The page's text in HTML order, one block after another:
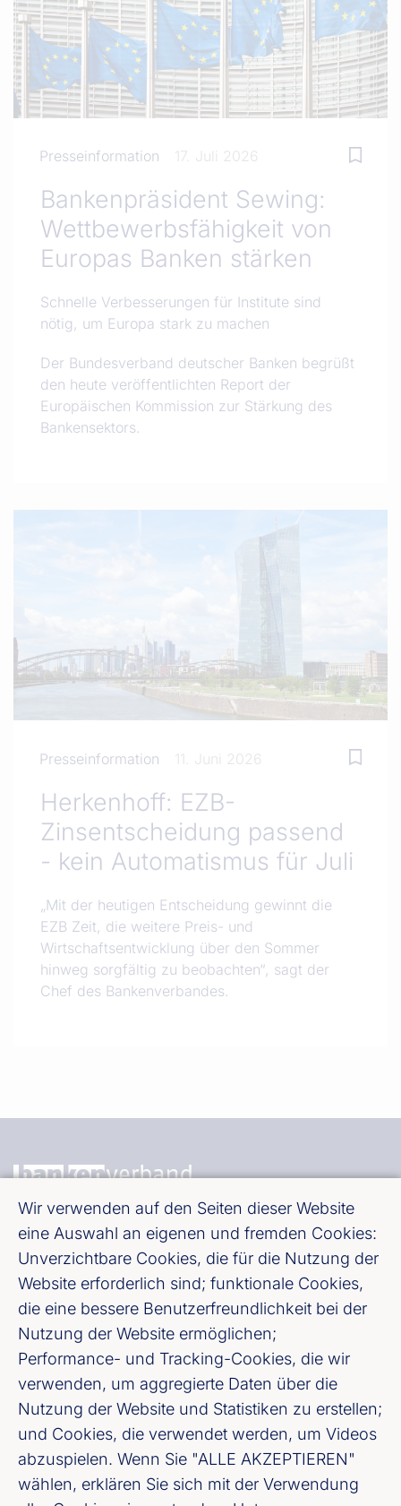
Presseinformation 17. Juli 2026
Bankenpräsident Sewing:
Wettbewerbsfähigkeit von
Europas Banken stärken
Schnelle Verbesserungen für Institute sind
nötig, um Europa stark zu machen
Der Bundesverband deutscher Banken begrüßt
den heute veröffentlichten Report der
Europäischen Kommission zur Stärkung des
Bankensektors.
Presseinformation 11. Juni 2026
Herkenhoff: EZB-
Zinsentscheidung passend
- kein Automatismus für Juli
„Mit der heutigen Entscheidung gewinnt die
EZB Zeit, die weitere Preis- und
Wirtschaftsentwicklung über den Sommer
hinweg sorgfältig zu beobachten“, sagt der
Chef des Bankenverbandes.
Wir verwenden auf den Seiten dieser Website
eine Auswahl an eigenen und fremden Cookies:
Unverzichtbare Cookies, die für die Nutzung der
Website erforderlich sind; funktionale Cookies,
die eine bessere Benutzerfreundlichkeit bei der
Nutzung der Website ermöglichen;
Performance- und Tracking-Cookies, die wir
verwenden, um aggregierte Daten über die
Nutzung der Website und Statistiken zu erstellen;
und Cookies, die verwendet werden, um Videos
abzuspielen. Wenn Sie "ALLE AKZEPTIEREN"
wählen, erklären Sie sich mit der Verwendung
Bundesverband deutscher Banken e. V.
Burgstraße 28, 10178 Berlin
Fußzeile (Bankenverband)
Impressum
LinkedIn
Youtube
Cookie-Einstellungen